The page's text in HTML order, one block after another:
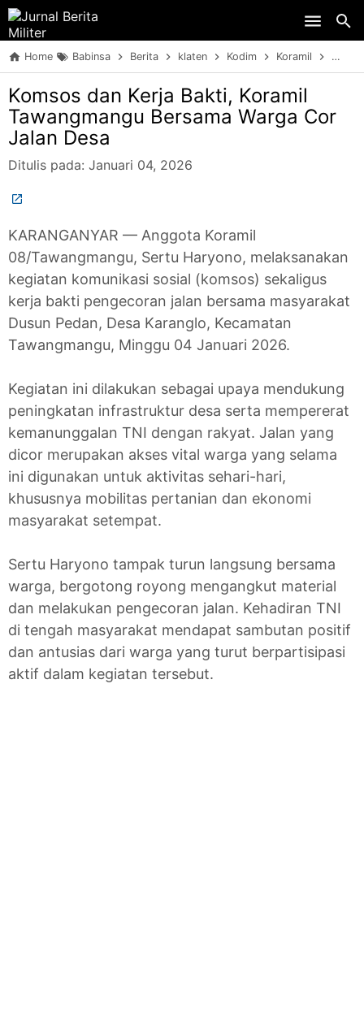
Home Babinsa Berita klaten Kodim Koramil
Komsos dan Kerja Bakti, Koramil
Tawangmangu Bersama Warga Cor
Jalan Desa
Ditulis pada: Januari 04, 2026
KARANGANYAR — Anggota Koramil
08/Tawangmangu, Sertu Haryono, melaksanakan
kegiatan komunikasi sosial (komsos) sekaligus
kerja bakti pengecoran jalan bersama masyarakat
Dusun Pedan, Desa Karanglo, Kecamatan
Tawangmangu, Minggu 04 Januari 2026.
Kegiatan ini dilakukan sebagai upaya mendukung
peningkatan infrastruktur desa serta mempererat
kemanunggalan TNI dengan rakyat. Jalan yang
dicor merupakan akses vital warga yang selama
ini digunakan untuk aktivitas sehari-hari,
khususnya mobilitas pertanian dan ekonomi
masyarakat setempat.
Sertu Haryono tampak turun langsung bersama
warga, bergotong royong mengangkut material
dan melakukan pengecoran jalan. Kehadiran TNI
di tengah masyarakat mendapat sambutan positif
dan antusias dari warga yang turut berpartisipasi
aktif dalam kegiatan tersebut.